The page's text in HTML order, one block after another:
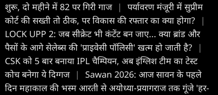
शुरू, दो महीने में 82 पर गिरी गाज |
पर्यावरण मंजूरी में सुप्रीम
कोर्ट की सख्ती तो ठीक, पर विकास की रफ्तार का क्या होगा?
|
LOCK UPP 2: जब सीक्रेट भी कंटेंट बन जाए... क्या ब्रांड और
पैसों के आगे सेलेब्स की 'प्राइवेसी पॉलिसी' खत्म हो जाती है?
|
CSK को 5 बार बनाया IPL चैम्पियन, अब इंग्लिश टीम का टेस्ट
कोच बनेगा ये दिग्गज |
Sawan 2026: आज सावन के पहले
दिन महाकाल की भस्म आरती से अयोध्या-प्रयागराज तक गूंजे 'हर-